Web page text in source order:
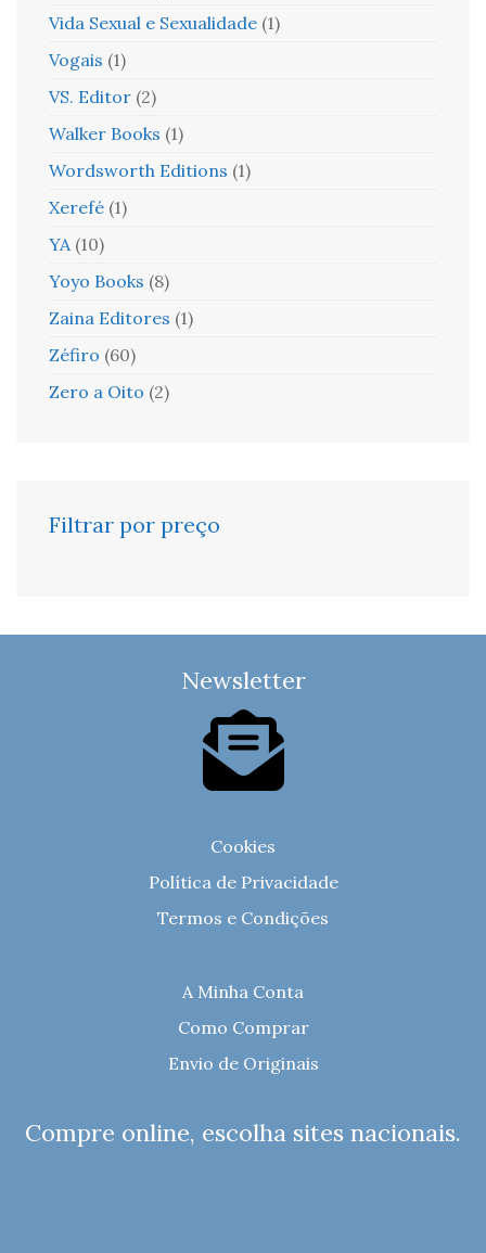
Vida Sexual e Sexualidade (1)
Vogais (1)
VS. Editor (2)
Walker Books (1)
Wordsworth Editions (1)
Xerefé (1)
YA (10)
Yoyo Books (8)
Zaina Editores (1)
Zéfiro (60)
Zero a Oito (2)
Filtrar por preço
Newsletter
Cookies
Política de Privacidade
Termos e Condições
A Minha Conta
Como Comprar
Envio de Originais
Compre online, escolha sites nacionais.